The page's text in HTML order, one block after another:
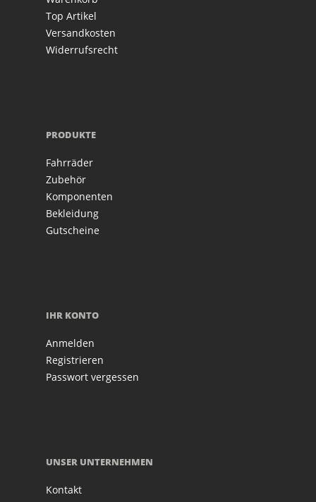
Top Artikel
Versandkosten
Widerrufsrecht
PRODUKTE
Fahrräder
Zubehör
Komponenten
Bekleidung
Gutscheine
IHR KONTO
Anmelden
Registrieren
Passwort vergessen
UNSER UNTERNEHMEN
Kontakt